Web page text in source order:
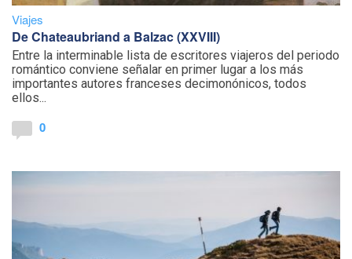
Viajes
De Chateaubriand a Balzac (XXVIII)
Entre la interminable lista de escritores viajeros del periodo
romántico conviene señalar en primer lugar a los más
importantes autores franceses decimonónicos, todos
ellos...
0